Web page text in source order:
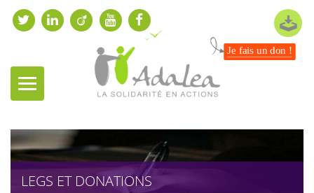
Je fais un don !
LEGS ET DONATIONS